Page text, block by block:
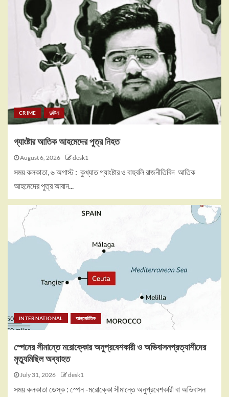
CRIME দুর্ঘটনা
গ্যাংষ্টার আতিক আহমেদের পুত্র নিহত
August 6, 2026 desk1
সময় কলকাতা, ৬ অগাস্ট : কুখ্যাত গ্যাংষ্টার ও বাহুবলি রাজনীতিবিদ আতিক
আহমেদের পুত্র আবান...
INTERNATIONAL আন্তর্জাতিক
স্পেনের সীমান্তে মরোক্কোর অনুপ্রবেশকারী ও অভিবাসনপ্রত্যাশীদের
মৃত্যুমিছিল অব্যাহত
July 31, 2026 desk1
সময় কলকাতা ডেস্ক : স্পেন -মরোক্কো সীমান্তে অনুপ্রবেশকারী বা অভিবাসন